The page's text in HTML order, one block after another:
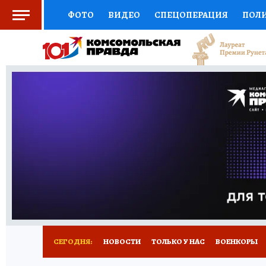
ФОТО ВИДЕО СПЕЦОПЕРАЦИЯ
СОЦПОДДЕРЖКА НАУКА СПОРТ
ВЫБОР ЭКСПЕРТОВ ДОКТОР
ПРОГНОЗЫ НА СПОРТ
НОВОЕ
СЕГОДНЯ: НОВОСТИ ТОЛЬКО У НАС ВОЕНКОРЫ